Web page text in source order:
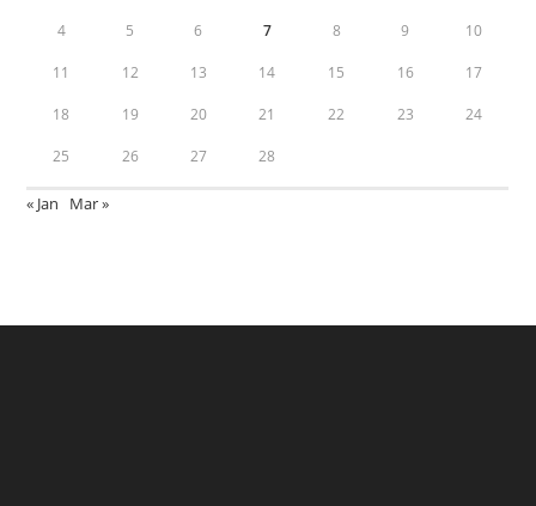
4 5 6 7 8 9 10
11 12 13 14 15 16 17
18 19 20 21 22 23 24
25 26 27 28
« Jan Mar »